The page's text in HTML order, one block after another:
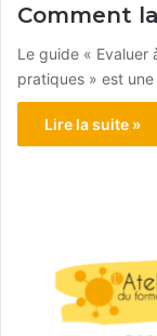
Comment
Le guide «
pratiques » est
Lire la suite »